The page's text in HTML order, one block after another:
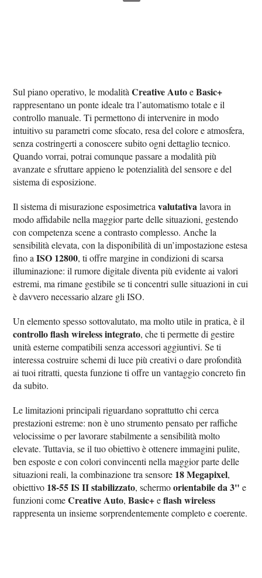
Sul piano operativo, le modalitàCreative AutoeBasic+
rappresentano un ponte ideale tra l’automatismo totale e il
controllo manuale. Ti permettono di intervenire in modo
intuitivo su parametri come sfocato, resa del colore e atmosfera,
senza costringerti a conoscere subito ogni dettaglio tecnico.
Quando vorrai, potrai comunque passare a modalità più
avanzate e sfruttare appieno le potenzialità del sensore e del
sistema di esposizione.
Il sistema di misurazione esposimetricavalutativalavora in
modo affidabile nella maggior parte delle situazioni, gestendo
con competenza scene a contrasto complesso. Anche la
sensibilità elevata, con la disponibilità di un’impostazione estesa
fino aISO 12800, ti offre margine in condizioni di scarsa
illuminazione: il rumore digitale diventa più evidente ai valori
estremi, ma rimane gestibile se ti concentri sulle situazioni in cui
è davvero necessario alzare gli ISO.
Un elemento spesso sottovalutato, ma molto utile in pratica, è il
controllo flash wireless integrato, che ti permette di gestire
unità esterne compatibili senza accessori aggiuntivi. Se ti
interessa costruire schemi di luce più creativi o dare profondità
ai tuoi ritratti, questa funzione ti offre un vantaggio concreto fin
da subito.
Le limitazioni principali riguardano soprattutto chi cerca
prestazioni estreme: non è uno strumento pensato per raffiche
velocissime o per lavorare stabilmente a sensibilità molto
elevate. Tuttavia, se il tuo obiettivo è ottenere immagini pulite,
ben esposte e con colori convincenti nella maggior parte delle
situazioni reali, la combinazione tra sensore 18 Megapixel,
obiettivo 18‑55 IS II stabilizzato, schermoorientabile da 3" e
funzioni comeCreative Auto,Basic+eflash wireless
rappresenta un insieme sorprendentemente completo e coerente.